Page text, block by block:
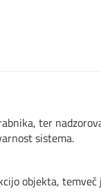
ter
sistema.
objekta,